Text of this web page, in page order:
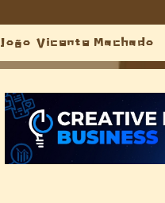
João Vicente Machado